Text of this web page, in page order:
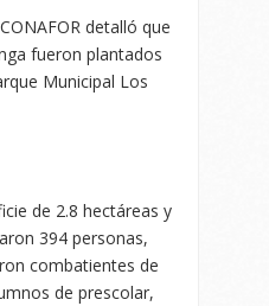
detalló que
fueron plantados
Municipal Los
de 2.8 hectáreas y
394 personas,
combatientes de
de prescolar,